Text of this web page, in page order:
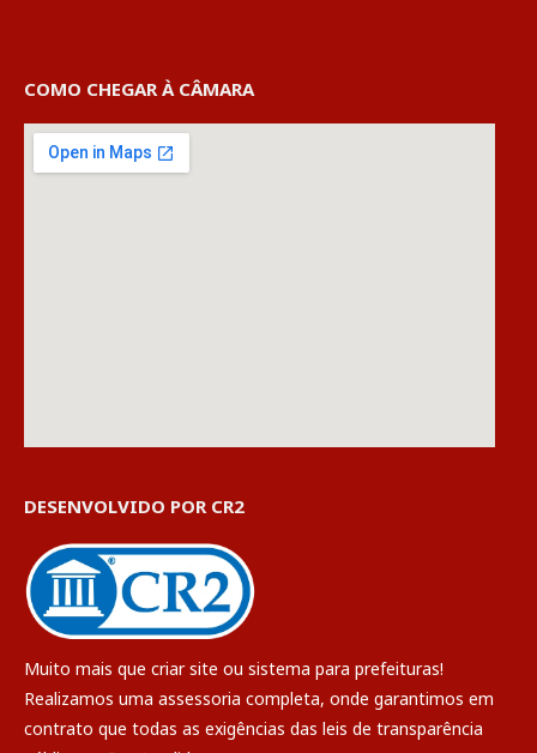
COMO CHEGAR À CÂMARA
DESENVOLVIDO POR CR2
Muito mais que criar site ou sistema para prefeituras!
Realizamos uma assessoria completa, onde garantimos em
contrato que todas as exigências das leis de transparência